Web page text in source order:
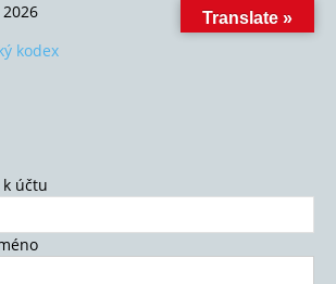
kodex
účtu
Translate »